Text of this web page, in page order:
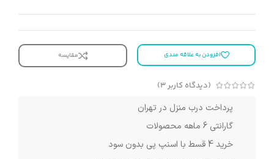
افزودن به علاقه مندی مقایسه
(دیدگاه کاربر3
)
پرداخت درب منزل در تهران
گارانتی 6 ماهه محصولات
خرید 4 قسط با اسنپ پی بدون سود